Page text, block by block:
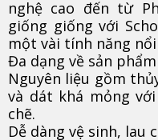
nghệ cao đến từ
giống giống với
một vài tính năng
Đa dạng về sản
Nguyên liệu gồm
và dát khá mỏng
chẽ.
Dễ dàng vệ sinh, lau